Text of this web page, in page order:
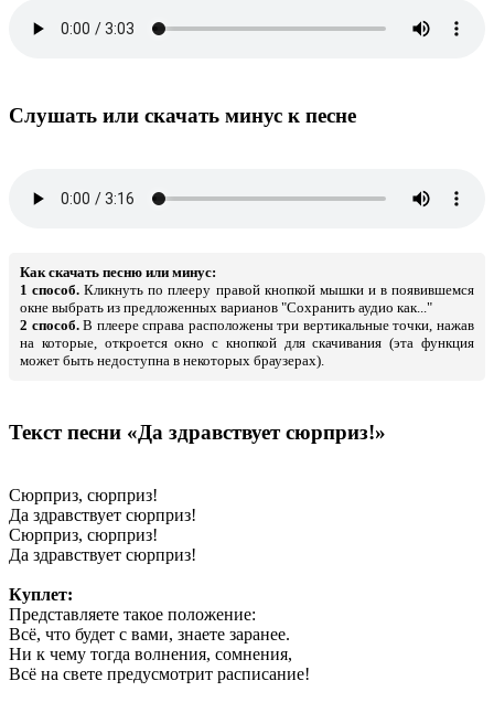
Слушать или скачать минус к песне
Как скачать песню или минус:
1 способ. Кликнуть по плееру правой кнопкой мышки и в появившемся
окне выбрать из предложенных варианов "Сохранить аудио как..."
2 способ.В плеере справа расположены три вертикальные точки, нажав
на которые, откроется окно с кнопкой для скачивания (эта функция
может быть недоступна в некоторых браузерах).
Текст песни «Да здравствует сюрприз!»
Сюрприз, сюрприз!
Да здравствует сюрприз!
Сюрприз, сюрприз!
Да здравствует сюрприз!
Куплет:
Представляете такое положение:
Всё, что будет с вами, знаете заранее.
Ни к чему тогда волнения, сомнения,
Всё на свете предусмотрит расписание!